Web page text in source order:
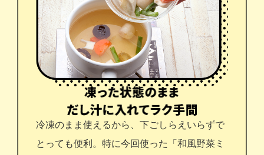
冷凍のまま使えるから、下ごしらえいらずで
とっても便利。特に今回使った「和風野菜ミ